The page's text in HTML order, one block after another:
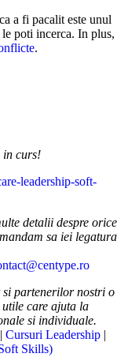
a fi pacalit este unul
poti incerca. In plus,
.
in curs!
detalii despre orice
sa iei legatura
partenerilor nostri o
care ajuta la
si individuale.
| Cursuri Leadership|
Skills)